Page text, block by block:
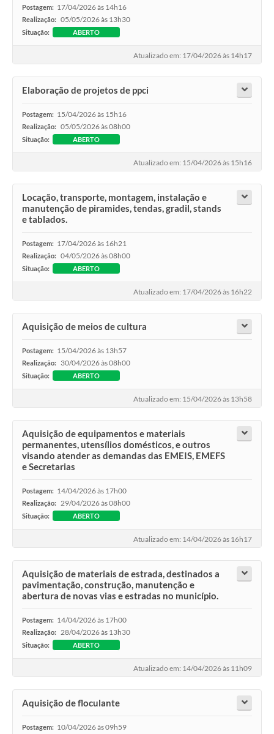
Postagem: 17/04/2026 às 14h16
Realização: 05/05/2026 às 13h30
Situação: ABERTO
Atualizado em: 17/04/2026 às 14h17
Elaboração de projetos de ppci
Postagem: 15/04/2026 às 15h16
Realização: 05/05/2026 às 08h00
Situação: ABERTO
Atualizado em: 15/04/2026 às 15h16
Locação, transporte, montagem, instalação e
manutenção de piramides, tendas, gradil, stands
e tablados.
Postagem: 17/04/2026 às 16h21
Realização: 04/05/2026 às 08h00
Situação: ABERTO
Atualizado em: 17/04/2026 às 16h22
Aquisição de meios de cultura
Postagem: 15/04/2026 às 13h57
Realização: 30/04/2026 às 08h00
Situação: ABERTO
Atualizado em: 15/04/2026 às 13h58
Aquisição de equipamentos e materiais
permanentes, utensílios domésticos, e outros
visando atender as demandas das EMEIS, EMEFS
e Secretarias
Postagem: 14/04/2026 às 17h00
Realização: 29/04/2026 às 08h00
Situação: ABERTO
Atualizado em: 14/04/2026 às 16h17
Aquisição de materiais de estrada, destinados a
pavimentação, construção, manutenção e
abertura de novas vias e estradas no município.
Postagem: 14/04/2026 às 17h00
Realização: 28/04/2026 às 13h30
Situação: ABERTO
Atualizado em: 14/04/2026 às 11h09
Aquisição de floculante
Postagem: 10/04/2026 às 09h59